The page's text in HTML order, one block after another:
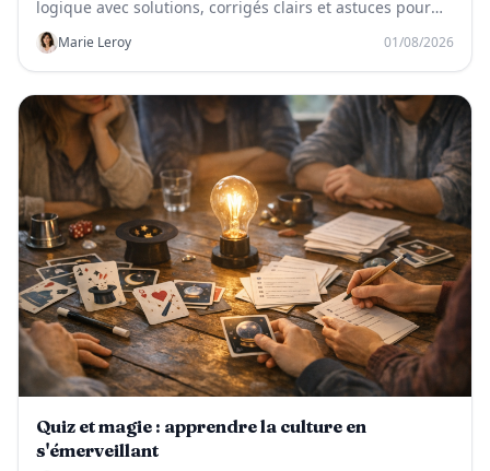
logique avec solutions, corrigés clairs et astuces pour
progresser vite.
Marie Leroy 01/08/2026
Quiz et magie : apprendre la culture en
s'émerveillant